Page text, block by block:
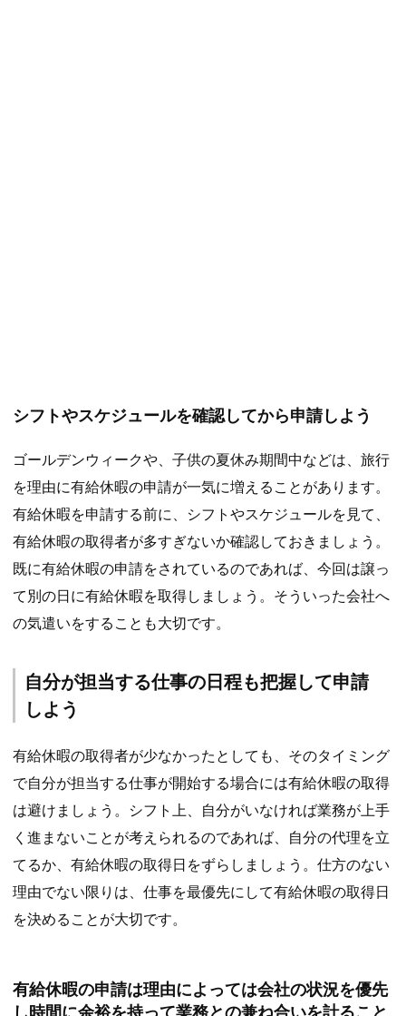
シフトやスケジュールを確認してから申請しよう
ゴールデンウィークや、子供の夏休み期間中などは、旅行
を理由に有給休暇の申請が一気に増えることがあります。
有給休暇を申請する前に、シフトやスケジュールを見て、
有給休暇の取得者が多すぎないか確認しておきましょう。
既に有給休暇の申請をされているのであれば、今回は譲っ
て別の日に有給休暇を取得しましょう。そういった会社へ
の気遣いをすることも大切です。
自分が担当する仕事の日程も把握して申請
しよう
有給休暇の取得者が少なかったとしても、そのタイミング
で自分が担当する仕事が開始する場合には有給休暇の取得
は避けましょう。シフト上、自分がいなければ業務が上手
く進まないことが考えられるのであれば、自分の代理を立
てるか、有給休暇の取得日をずらしましょう。仕方のない
理由でない限りは、仕事を最優先にして有給休暇の取得日
を決めることが大切です。
有給休暇の申請は理由によっては会社の状況を優先
し時間に余裕を持って業務との兼ね合いを計ること